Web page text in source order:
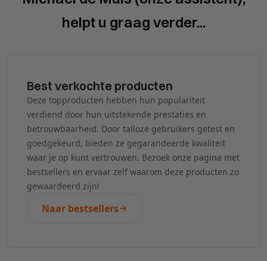
helpt u graag verder...
Best verkochte producten
Deze topproducten hebben hun populariteit
verdiend door hun uitstekende prestaties en
betrouwbaarheid. Door talloze gebruikers getest en
goedgekeurd, bieden ze gegarandeerde kwaliteit
waar je op kunt vertrouwen. Bezoek onze pagina met
bestsellers en ervaar zelf waarom deze producten zo
gewaardeerd zijn!
Naar bestsellers